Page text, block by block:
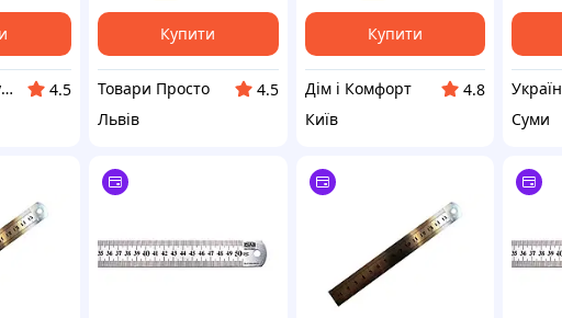
Щоденна Покупка
4.5
Купити
Товари Просто
4.5
Львів
Купити
Дім і Комфорт
4.8
Київ
Суми